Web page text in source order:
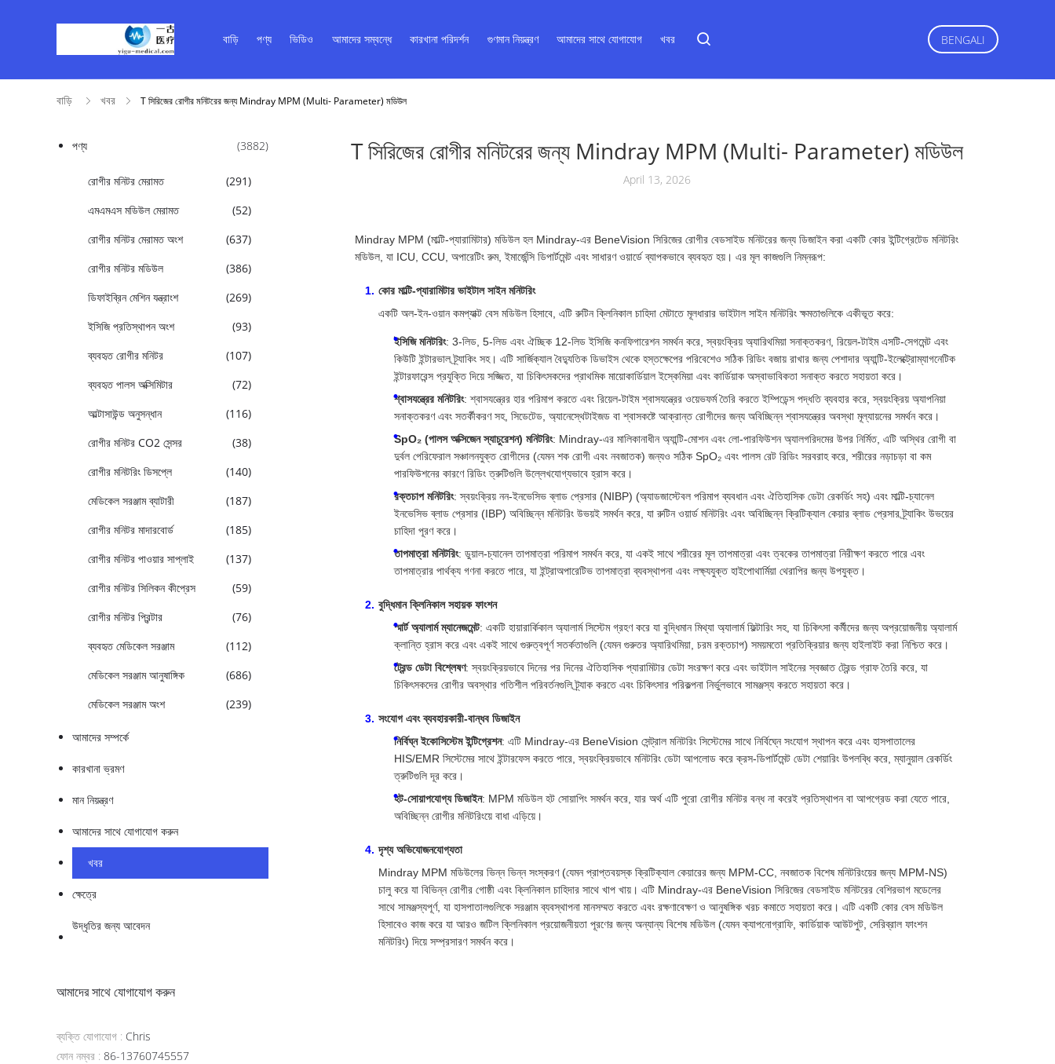
বাড়ি পণ্য ভিডিও আমাদের সম্বন্ধে কারখানা পরিদর্শন গুণমান নিয়ন্ত্রণ আমাদের সাথে যোগাযোগ খবর BENGALI
বাড়ি খবর T সিরিজের রোগীর মনিটরের জন্য Mindray MPM (Multi- Parameter) মডিউল
পণ্য (3882)
রোগীর মনিটর মেরামত
(291)
এমএমএস মডিউল মেরামত
(52)
রোগীর মনিটর মেরামত অংশ
(637)
রোগীর মনিটর মডিউল
(386)
ডিফাইব্রিন মেশিন যন্ত্রাংশ
(269)
ইসিজি প্রতিস্থাপন অংশ
(93)
ব্যবহৃত রোগীর মনিটর
(107)
ব্যবহৃত পালস অক্সিমিটার
(72)
আল্টাসাউন্ড অনুসন্ধান
(116)
রোগীর মনিটর CO2 সেন্সর
(38)
রোগীর মনিটরিং ডিসপ্লে
(140)
মেডিকেল সরঞ্জাম ব্যাটারী
(187)
রোগীর মনিটর মাদারবোর্ড
(185)
রোগীর মনিটর পাওয়ার সাপ্লাই
(137)
রোগীর মনিটর সিলিকন কীপ্রেস
(59)
রোগীর মনিটর প্রিন্টার
(76)
ব্যবহৃত মেডিকেল সরঞ্জাম
(112)
মেডিকেল সরঞ্জাম আনুষাঙ্গিক
(686)
মেডিকেল সরঞ্জাম অংশ
(239)
আমাদের সম্পর্কে
কারখানা ভ্রমণ
মান নিয়ন্ত্রণ
আমাদের সাথে যোগাযোগ করুন
খবর
ক্ষেত্রে
উদ্ধৃতির জন্য আবেদন
আমাদের সাথে যোগাযোগ করুন
ব্যক্তি যোগাযোগ : Chris
ফোন নম্বর : 86-13760745557
T সিরিজের রোগীর মনিটরের জন্য Mindray MPM (Multi- Parameter) মডিউল
April 13, 2026
Mindray MPM (মাল্টি-প্যারামিটার) মডিউল হল Mindray-এর BeneVision সিরিজের রোগীর বেডসাইড মনিটরের জন্য ডিজাইন করা একটি কোর ইন্টিগ্রেটেড মনিটরিং
মডিউল, যা ICU, CCU, অপারেটিং রুম, ইমার্জেন্সি ডিপার্টমেন্ট এবং সাধারণ ওয়ার্ডে ব্যাপকভাবে ব্যবহৃত হয়। এর মূল কাজগুলি নিম্নরূপ:
কোর মাল্টি-প্যারামিটার ভাইটাল সাইন মনিটরিং
একটি অল-ইন-ওয়ান কমপ্যাক্ট বেস মডিউল হিসাবে, এটি রুটিন ক্লিনিকাল চাহিদা মেটাতে মূলধারার ভাইটাল সাইন মনিটরিং ক্ষমতাগুলিকে একীভূত করে:
ইসিজি মনিটরিং: 3-লিড, 5-লিড এবং ঐচ্ছিক 12-লিড ইসিজি কনফিগারেশন সমর্থন করে, স্বয়ংক্রিয় অ্যারিথমিয়া সনাক্তকরণ, রিয়েল-টাইম এসটি-সেগমেন্ট এবং
কিউটি ইন্টারভাল ট্র্যাকিং সহ। এটি সার্জিক্যাল বৈদ্যুতিক ডিভাইস থেকে হস্তক্ষেপের পরিবেশেও সঠিক রিডিং বজায় রাখার জন্য পেশাদার অ্যান্টি-ইলেক্ট্রোম্যাগনেটিক
ইন্টারফারেন্স প্রযুক্তি দিয়ে সজ্জিত, যা চিকিৎসকদের প্রাথমিক মায়োকার্ডিয়াল ইস্কেমিয়া এবং কার্ডিয়াক অস্বাভাবিকতা সনাক্ত করতে সহায়তা করে।
শ্বাসযন্ত্রের মনিটরিং: শ্বাসযন্ত্রের হার পরিমাপ করতে এবং রিয়েল-টাইম শ্বাসযন্ত্রের ওয়েভফর্ম তৈরি করতে ইম্পিডেন্স পদ্ধতি ব্যবহার করে, স্বয়ংক্রিয় অ্যাপনিয়া
সনাক্তকরণ এবং সতর্কীকরণ সহ, সিডেটেড, অ্যানেস্থেটাইজড বা শ্বাসকষ্টে আক্রান্ত রোগীদের জন্য অবিচ্ছিন্ন শ্বাসযন্ত্রের অবস্থা মূল্যায়নের সমর্থন করে।
SpO₂ (পালস অক্সিজেন স্যাচুরেশন) মনিটরিং: Mindray-এর মালিকানাধীন অ্যান্টি-মোশন এবং লো-পারফিউশন অ্যালগরিদমের উপর নির্মিত, এটি অস্থির রোগী বা
দুর্বল পেরিফেরাল সঞ্চালনযুক্ত রোগীদের (যেমন শক রোগী এবং নবজাতক) জন্যও সঠিক SpO₂ এবং পালস রেট রিডিং সরবরাহ করে, শরীরের নড়াচড়া বা কম
পারফিউশনের কারণে রিডিং ত্রুটিগুলি উল্লেখযোগ্যভাবে হ্রাস করে।
রক্তচাপ মনিটরিং: স্বয়ংক্রিয় নন-ইনভেসিভ ব্লাড প্রেসার (NIBP) (অ্যাডজাস্টেবল পরিমাপ ব্যবধান এবং ঐতিহাসিক ডেটা রেকর্ডিং সহ) এবং মাল্টি-চ্যানেল
ইনভেসিভ ব্লাড প্রেসার (IBP) অবিচ্ছিন্ন মনিটরিং উভয়ই সমর্থন করে, যা রুটিন ওয়ার্ড মনিটরিং এবং অবিচ্ছিন্ন ক্রিটিক্যাল কেয়ার ব্লাড প্রেসার ট্র্যাকিং উভয়ের
চাহিদা পূরণ করে।
তাপমাত্রা মনিটরিং: ডুয়াল-চ্যানেল তাপমাত্রা পরিমাপ সমর্থন করে, যা একই সাথে শরীরের মূল তাপমাত্রা এবং ত্বকের তাপমাত্রা নিরীক্ষণ করতে পারে এবং
তাপমাত্রার পার্থক্য গণনা করতে পারে, যা ইন্ট্রাঅপারেটিভ তাপমাত্রা ব্যবস্থাপনা এবং লক্ষ্যযুক্ত হাইপোথার্মিয়া থেরাপির জন্য উপযুক্ত।
বুদ্ধিমান ক্লিনিকাল সহায়ক ফাংশন
স্মার্ট অ্যালার্ম ম্যানেজমেন্ট: একটি হায়ারার্কিকাল অ্যালার্ম সিস্টেম গ্রহণ করে যা বুদ্ধিমান মিথ্যা অ্যালার্ম ফিল্টারিং সহ, যা চিকিৎসা কর্মীদের জন্য অপ্রয়োজনীয় অ্যালার্ম
ক্লান্তি হ্রাস করে এবং একই সাথে গুরুত্বপূর্ণ সতর্কতাগুলি (যেমন গুরুতর অ্যারিথমিয়া, চরম রক্তচাপ) সময়মতো প্রতিক্রিয়ার জন্য হাইলাইট করা নিশ্চিত করে।
ট্রেন্ড ডেটা বিশ্লেষণ: স্বয়ংক্রিয়ভাবে দিনের পর দিনের ঐতিহাসিক প্যারামিটার ডেটা সংরক্ষণ করে এবং ভাইটাল সাইনের স্বজ্ঞাত ট্রেন্ড গ্রাফ তৈরি করে, যা
চিকিৎসকদের রোগীর অবস্থার গতিশীল পরিবর্তনগুলি ট্র্যাক করতে এবং চিকিৎসার পরিকল্পনা নির্ভুলভাবে সামঞ্জস্য করতে সহায়তা করে।
সংযোগ এবং ব্যবহারকারী-বান্ধব ডিজাইন
নির্বিঘ্ন ইকোসিস্টেম ইন্টিগ্রেশন: এটি Mindray-এর BeneVision সেন্ট্রাল মনিটরিং সিস্টেমের সাথে নির্বিঘ্নে সংযোগ স্থাপন করে এবং হাসপাতালের
HIS/EMR সিস্টেমের সাথে ইন্টারফেস করতে পারে, স্বয়ংক্রিয়ভাবে মনিটরিং ডেটা আপলোড করে ক্রস-ডিপার্টমেন্ট ডেটা শেয়ারিং উপলব্ধি করে, ম্যানুয়াল রেকর্ডিং
ত্রুটিগুলি দূর করে।
হট-সোয়াপযোগ্য ডিজাইন: MPM মডিউল হট সোয়াপিং সমর্থন করে, যার অর্থ এটি পুরো রোগীর মনিটর বন্ধ না করেই প্রতিস্থাপন বা আপগ্রেড করা যেতে পারে,
অবিচ্ছিন্ন রোগীর মনিটরিংয়ে বাধা এড়িয়ে।
দৃশ্য অভিযোজনযোগ্যতা
Mindray MPM মডিউলের ভিন্ন ভিন্ন সংস্করণ (যেমন প্রাপ্তবয়স্ক ক্রিটিক্যাল কেয়ারের জন্য MPM-CC, নবজাতক বিশেষ মনিটরিংয়ের জন্য MPM-NS)
চালু করে যা বিভিন্ন রোগীর গোষ্ঠী এবং ক্লিনিকাল চাহিদার সাথে খাপ খায়। এটি Mindray-এর BeneVision সিরিজের বেডসাইড মনিটরের বেশিরভাগ মডেলের
সাথে সামঞ্জস্যপূর্ণ, যা হাসপাতালগুলিকে সরঞ্জাম ব্যবস্থাপনা মানসম্মত করতে এবং রক্ষণাবেক্ষণ ও আনুষঙ্গিক খরচ কমাতে সহায়তা করে। এটি একটি কোর বেস মডিউল
হিসাবেও কাজ করে যা আরও জটিল ক্লিনিকাল প্রয়োজনীয়তা পূরণের জন্য অন্যান্য বিশেষ মডিউল (যেমন ক্যাপনোগ্রাফি, কার্ডিয়াক আউটপুট, সেরিব্রাল ফাংশন
মনিটরিং) দিয়ে সম্প্রসারণ সমর্থন করে।